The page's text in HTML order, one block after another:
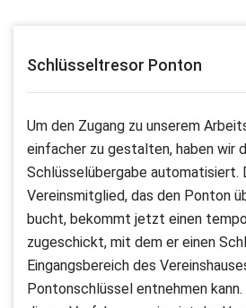
Schlüsseltresor Ponton
Um den Zugang zu unserem
einfacher zu gestalten, haben wir
Schlüsselübergabe automatisiert.
Vereinsmitglied, das den Ponton
bucht, bekommt jetzt einen
zugeschickt, mit dem er einen
Eingangsbereich des
Pontonschlüssel entnehmen